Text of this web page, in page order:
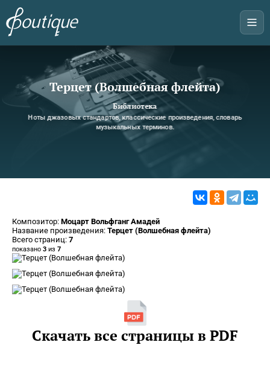
Терцет (Волшебная флейта)
Библиотека
Ноты джазовых стандартов, классические произведения, словарь
музыкальных терминов.
Композитор: Моцарт Вольфганг Амадей
Название произведения: Терцет (Волшебная флейта)
Всего страниц: 7
показано 3 из 7
Скачать все страницы в PDF